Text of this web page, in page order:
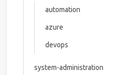
automation
azure
devops
system-administration